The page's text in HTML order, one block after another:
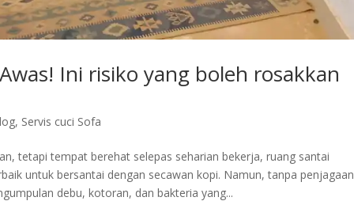
Ini risiko yang boleh rosakkan
, Servis cuci Sofa
tetapi tempat berehat selepas seharian bekerja, ruang santai
untuk bersantai dengan secawan kopi. Namun, tanpa penjagaan
debu, kotoran, dan bakteria yang...